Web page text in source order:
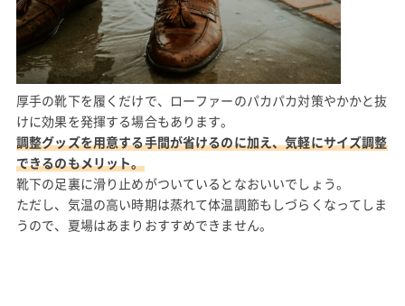
厚手の靴下を履くだけで、ローファーのパカパカ対策やかかと抜
けに効果を発揮する場合もあります。
調整グッズを用意する手間が省けるのに加え、気軽にサイズ調整
できるのもメリット。
靴下の足裏に滑り止めがついているとなおいいでしょう。
ただし、気温の高い時期は蒸れて体温調節もしづらくなってしま
うので、夏場はあまりおすすめできません。